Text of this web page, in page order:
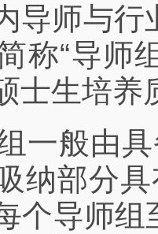
导师与行
称“导师
士生培养
一般由
纳部分
个导师